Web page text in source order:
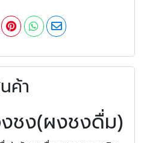
ค้า
ชง(ผงชงดื่ม)